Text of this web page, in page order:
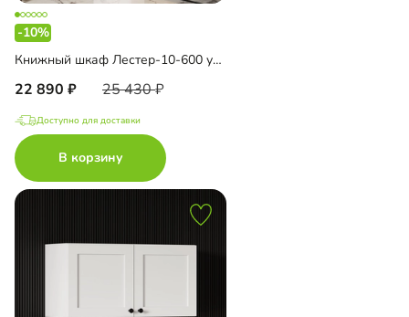
-10%
Книжный шкаф Лестер-10-600 угловой
22 890 25 430
Доступно для доставки
В корзину